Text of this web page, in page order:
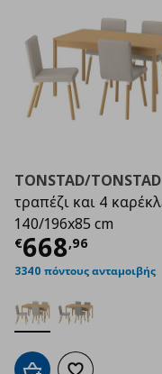
TONSTAD/TONSTAD
τραπέζι και 4
140/196x85 cm
€668,96
Τρέχουσα
3340 πόντους ανταμοιβής